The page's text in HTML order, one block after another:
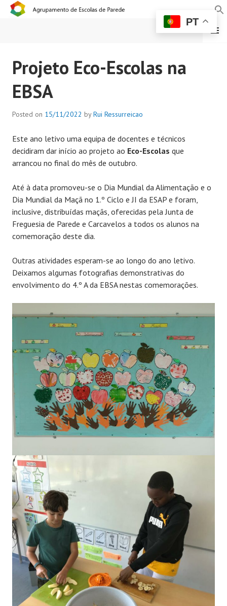
AGRUPAMENTO DE
ESCOLAS DE PAREDE
MENU
Projeto Eco-Escolas na
EBSA
Posted on 15/11/2022 byRui Ressurreicao
Este ano letivo uma equipa de docentes e técnicos
decidiram dar início ao projeto ao Eco-Escolas que
arrancou no final do mês de outubro.
Até à data promoveu-se o Dia Mundial da Alimentação e o
Dia Mundial da Maçã no 1.º Ciclo e JI da ESAP e foram,
inclusive, distribuídas maçãs, oferecidas pela Junta de
Freguesia de Parede e Carcavelos a todos os alunos na
comemoração deste dia.
Outras atividades esperam-se ao longo do ano letivo.
Deixamos algumas fotografias demonstrativas do
envolvimento do 4.º A da EBSA nestas comemorações.
PT